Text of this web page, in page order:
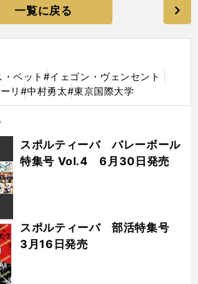
一覧に戻る
ベット #イェゴン・ヴェンセント
リ #中村勇太#東京国際大学
スポルティーバ バレーボール
特集号 Vol.4 6月30日発売
スポルティーバ 部活特集号
3月16日発売